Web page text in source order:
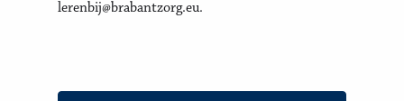
lerenbij@brabantzorg.eu.